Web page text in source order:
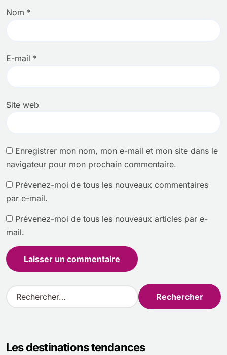
Nom *
E-mail *
Site web
Enregistrer mon nom, mon e-mail et mon site dans le
navigateur pour mon prochain commentaire.
Prévenez-moi de tous les nouveaux commentaires
par e-mail.
Prévenez-moi de tous les nouveaux articles par e-
mail.
R
e
rLes destinations tendances